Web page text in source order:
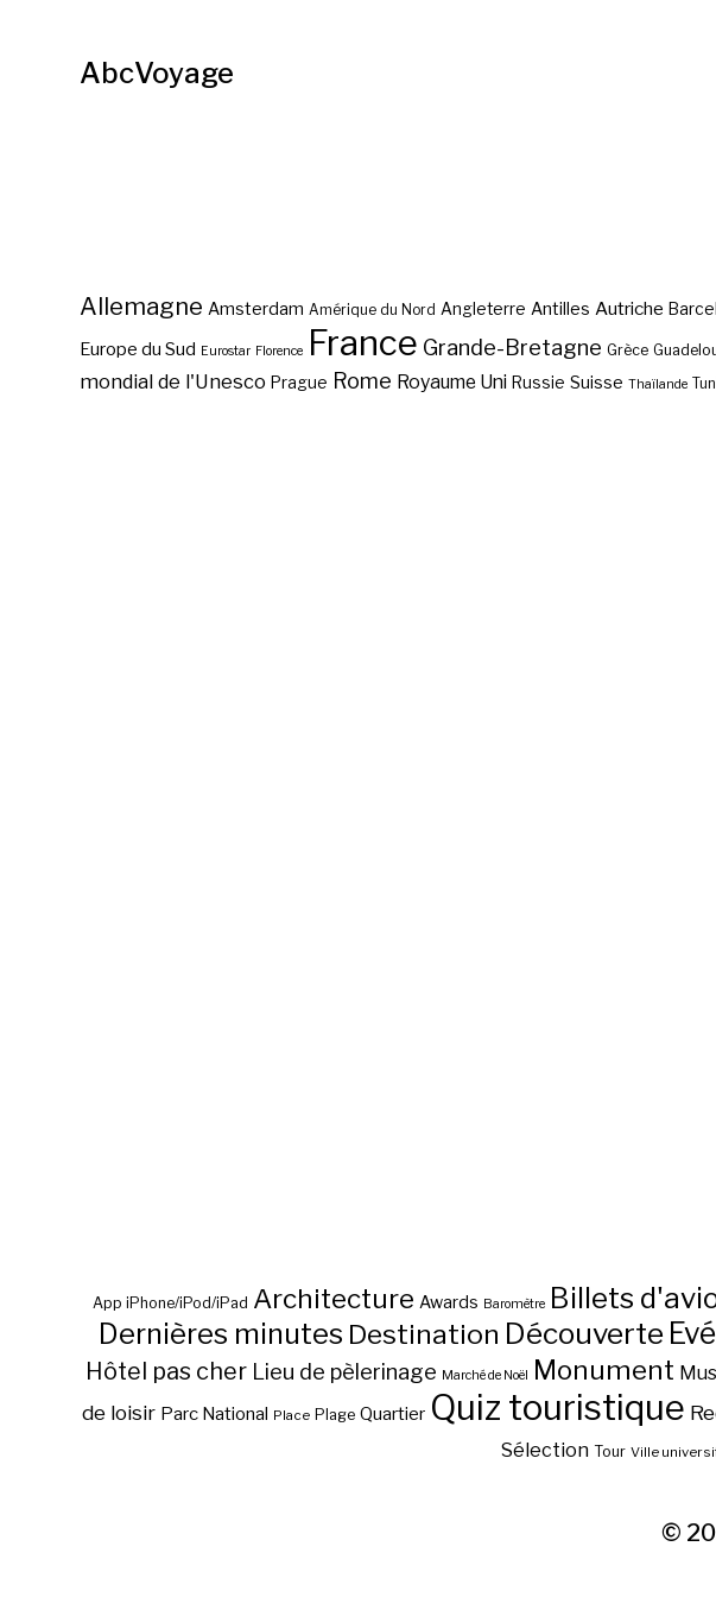
AbcVoyage
Allemagne Amsterdam Amérique du Nord Angleterre Antilles Autriche
Europe du Sud Eurostar Florence France Grande-Bretagne Grèce
mondial de l'Unesco Prague Rome Royaume Uni Russie Suisse Thaïlande
App iPhone/iPod/iPad Architecture Awards Baromètre Billets
Dernières minutes Destination Découverte
Hôtel pas cher Lieu de pèlerinage Marché de Noël Monument
de loisir Parc National Place Plage Quartier Quiz touristique
Sélection Tour Ville
©